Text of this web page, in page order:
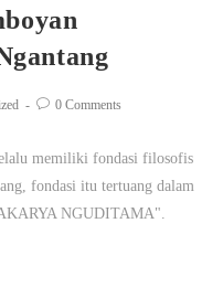
0 Comments
memiliki fondasi filosofis
fondasi itu tertuang dalam
NGUDITAMA".